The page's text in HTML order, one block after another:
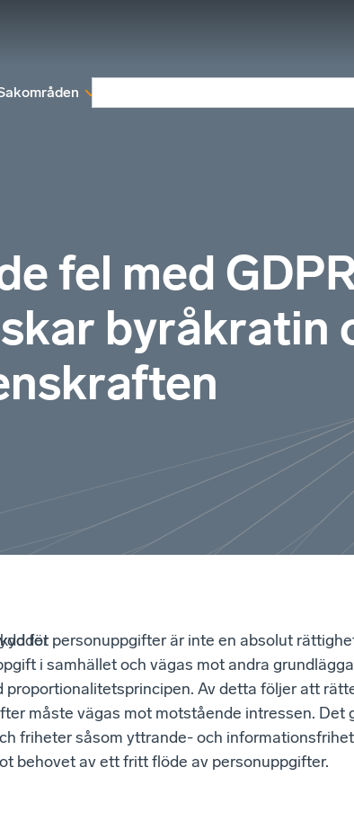
fel med
byråkratin
för personuppgifter är inte en absolut
i samhället och vägas mot andra
proportionalitetsprincipen. Av detta följer att
måste vägas mot motstående intressen. Det
friheter såsom yttrande- och
behovet av ett fritt flöde av personuppgifter.